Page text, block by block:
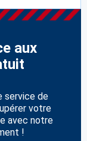
aux
service de
votre
avec notre
!